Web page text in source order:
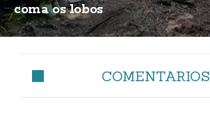
coma os lobos
COMENTARIOS